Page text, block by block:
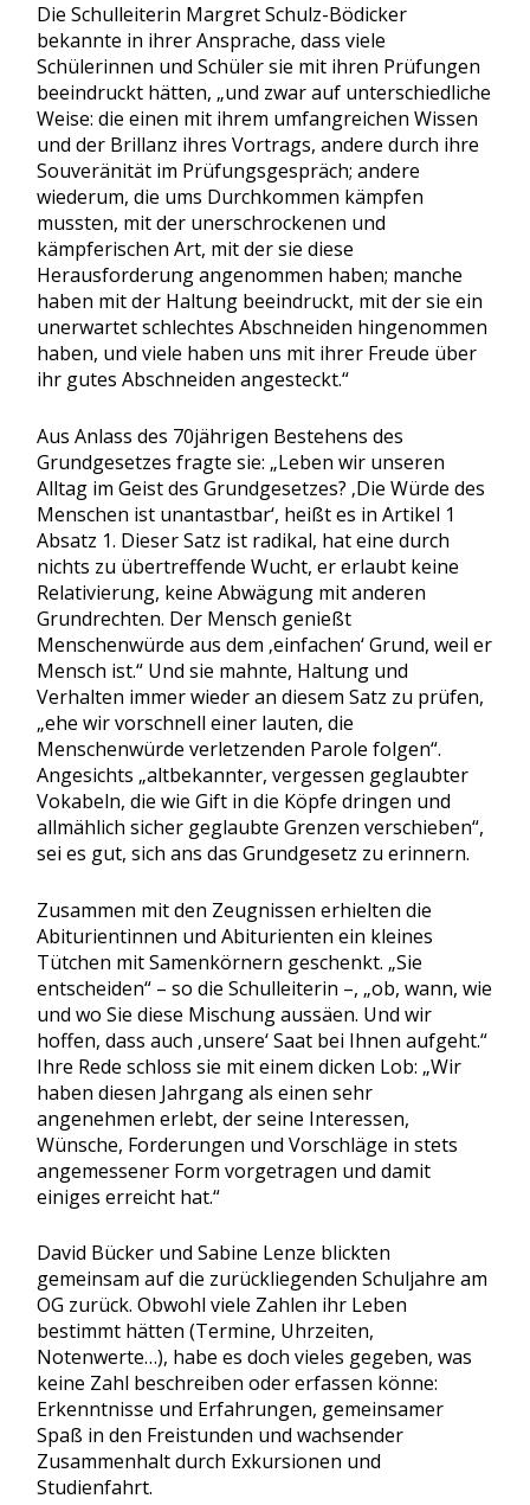
Die Schulleiterin Margret Schulz-Bödicker
bekannte in ihrer Ansprache, dass viele
Schülerinnen und Schüler sie mit ihren Prüfungen
beeindruckt hätten, „und zwar auf unterschiedliche
Weise: die einen mit ihrem umfangreichen Wissen
und der Brillanz ihres Vortrags, andere durch ihre
Souveränität im Prüfungsgespräch; andere
wiederum, die ums Durchkommen kämpfen
mussten, mit der unerschrockenen und
kämpferischen Art, mit der sie diese
Herausforderung angenommen haben; manche
haben mit der Haltung beeindruckt, mit der sie ein
unerwartet schlechtes Abschneiden hingenommen
haben, und viele haben uns mit ihrer Freude über
ihr gutes Abschneiden angesteckt.“
Aus Anlass des 70jährigen Bestehens des
Grundgesetzes fragte sie: „Leben wir unseren
Alltag im Geist des Grundgesetzes? ‚Die Würde des
Menschen ist unantastbar‘, heißt es in Artikel 1
Absatz 1. Dieser Satz ist radikal, hat eine durch
nichts zu übertreffende Wucht, er erlaubt keine
Relativierung, keine Abwägung mit anderen
Grundrechten. Der Mensch genießt
Menschenwürde aus dem ‚einfachen‘ Grund, weil er
Mensch ist.“ Und sie mahnte, Haltung und
Verhalten immer wieder an diesem Satz zu prüfen,
„ehe wir vorschnell einer lauten, die
Menschenwürde verletzenden Parole folgen“.
Angesichts „altbekannter, vergessen geglaubter
Vokabeln, die wie Gift in die Köpfe dringen und
allmählich sicher geglaubte Grenzen verschieben“,
sei es gut, sich ans das Grundgesetz zu erinnern.
Zusammen mit den Zeugnissen erhielten die
Abiturientinnen und Abiturienten ein kleines
Tütchen mit Samenkörnern geschenkt. „Sie
entscheiden“ – so die Schulleiterin –, „ob, wann, wie
und wo Sie diese Mischung aussäen. Und wir
hoffen, dass auch ‚unsere‘ Saat bei Ihnen aufgeht.“
Ihre Rede schloss sie mit einem dicken Lob: „Wir
haben diesen Jahrgang als einen sehr
angenehmen erlebt, der seine Interessen,
Wünsche, Forderungen und Vorschläge in stets
angemessener Form vorgetragen und damit
einiges erreicht hat.“
David Bücker und Sabine Lenze blickten
gemeinsam auf die zurückliegenden Schuljahre am
OG zurück. Obwohl viele Zahlen ihr Leben
bestimmt hätten (Termine, Uhrzeiten,
Notenwerte…), habe es doch vieles gegeben, was
keine Zahl beschreiben oder erfassen könne:
Erkenntnisse und Erfahrungen, gemeinsamer
Spaß in den Freistunden und wachsender
Zusammenhalt durch Exkursionen und
Studienfahrt.